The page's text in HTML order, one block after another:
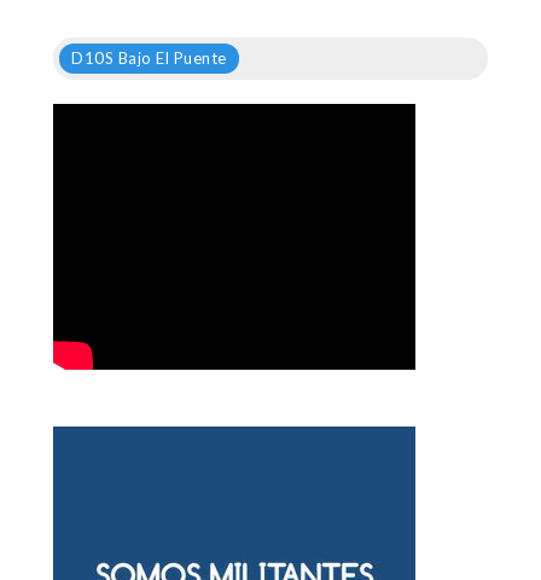
D10S Bajo El Puente